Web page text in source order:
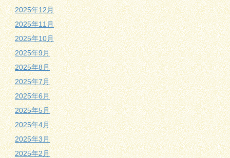
2025年12月
2025年11月
2025年10月
2025年9月
2025年8月
2025年7月
2025年6月
2025年5月
2025年4月
2025年3月
2025年2月